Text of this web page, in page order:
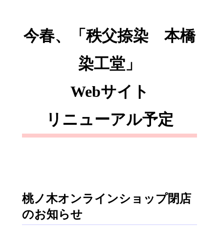
今春、「秩父捺染 本橋
染工堂」
Webサイト
リニューアル予定
桃ノ木オンラインショップ閉店
のお知らせ